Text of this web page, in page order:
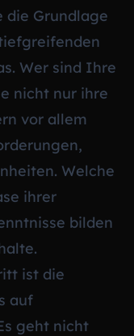
die Grundlage
Wer sind Ihre
nicht nur ihre
vor allem
Welche
ihrer
bilden
ist die
auf
geht nicht